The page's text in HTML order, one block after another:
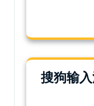
搜狗输